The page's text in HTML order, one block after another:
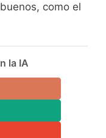
como el
la IA